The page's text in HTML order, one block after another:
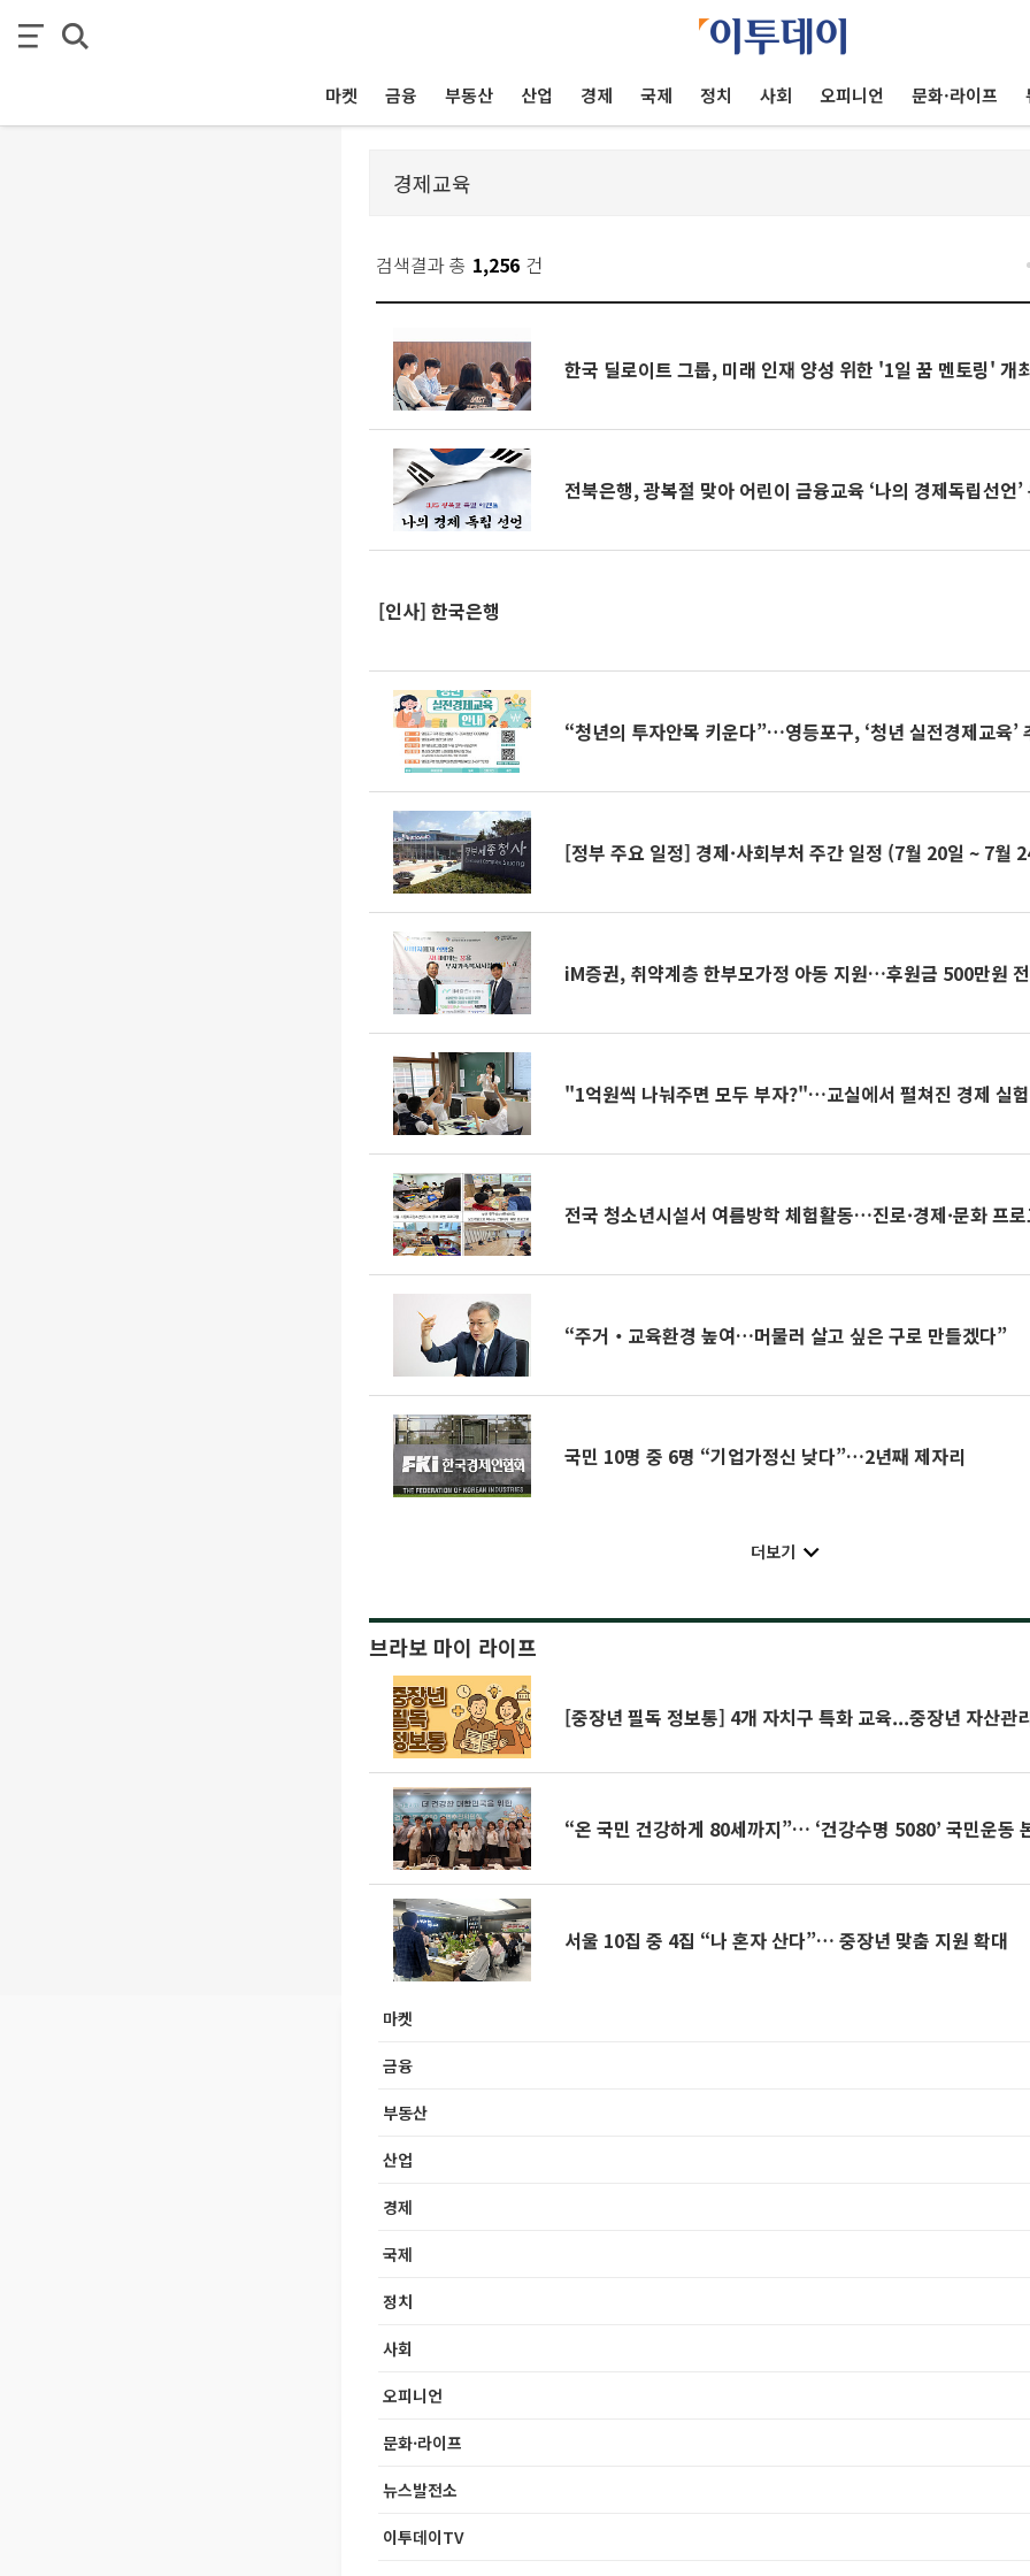
마켓 금융 부동산 산업 경제 국제 정치 사회 오피니언 문화·라이프
검색결과 총 1,256 건
한국 딜로이트 그룹, 미래 인재 양성 위한 '1일 꿈 멘토링' 개
전북은행, 광복절 맞아 어린이 금융교육 ‘나의 경제독립선언’
[인사] 한국은행
“청년의 투자안목 키운다”…영등포구, ‘청년 실전경제교육’
[정부 주요 일정] 경제·사회부처 주간 일정 (7월 20일 ~ 7월
iM증권, 취약계층 한부모가정 아동 지원…후원금 500만원
"1억원씩 나눠주면 모두 부자?"…교실에서 펼쳐진 경제 실험
전국 청소년시설서 여름방학 체험활동…진로·경제·문화 프
“주거‧교육환경 높여…머물러 살고 싶은 구로 만들겠다”
국민 10명 중 6명 “기업가정신 낮다”…2년째 제자리
더보기
브라보 마이 라이프
[중장년 필독 정보통] 4개 자치구 특화 교육...중장년 자산관
“온 국민 건강하게 80세까지”… ‘건강수명 5080’ 국민운동
서울 10집 중 4집 “나 혼자 산다”… 중장년 맞춤 지원 확대
마켓
금융
부동산
산업
경제
국제
정치
사회
오피니언
문화·라이프
뉴스발전소
이투데이TV